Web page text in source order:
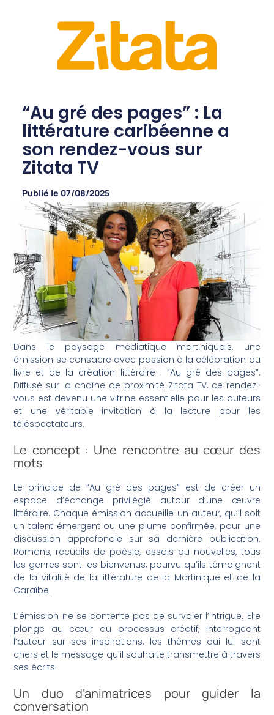
“Au gré des pages” : La
littérature caribéenne a
son rendez-vous sur
Zitata TV
Publié le 07/08/2025
Dans le paysage médiatique martiniquais, une
émission se consacre avec passion à la célébration du
livre et de la création littéraire : “Au gré des pages”.
Diffusé sur la chaîne de proximité Zitata TV, ce rendez-
vous est devenu une vitrine essentielle pour les auteurs
et une véritable invitation à la lecture pour les
téléspectateurs.
Le concept : Une rencontre au cœur des
mots
Le principe de “Au gré des pages” est de créer un
espace d’échange privilégié autour d’une œuvre
littéraire. Chaque émission accueille un auteur, qu’il soit
un talent émergent ou une plume confirmée, pour une
discussion approfondie sur sa dernière publication.
Romans, recueils de poésie, essais ou nouvelles, tous
les genres sont les bienvenus, pourvu qu’ils témoignent
de la vitalité de la littérature de la Martinique et de la
Caraïbe.
L’émission ne se contente pas de survoler l’intrigue. Elle
plonge au cœur du processus créatif, interrogeant
l’auteur sur ses inspirations, les thèmes qui lui sont
chers et le message qu’il souhaite transmettre à travers
ses écrits.
Un duo d’animatrices pour guider la
conversation